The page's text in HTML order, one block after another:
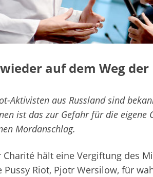
auf dem Weg der
Aktivisten aus Russland sind
ist das zur Gefahr für die eigene
Mordanschlag.
Charité hält eine Vergiftung des
Pussy Riot, Pjotr Wersilow, für